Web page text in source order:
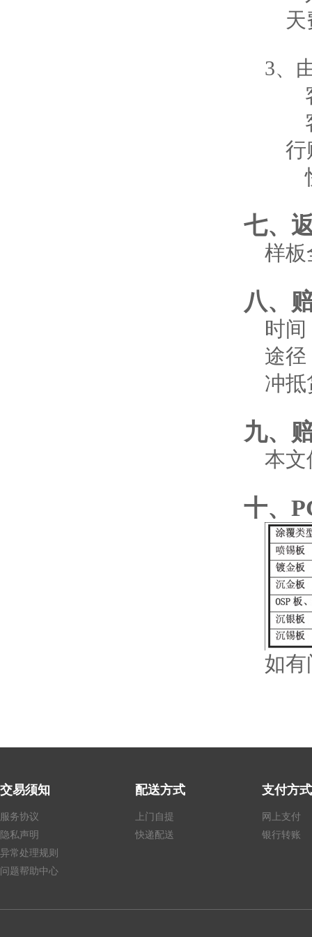
天
3、
行
七、
样板
八、
时
途径
冲抵
九、
本文
十、
如有
交易须知
服务协议
隐私声明
异常处理规则
问题帮助中心
配送方式
上门自提
快递配送
支付方式
网上支付
银行转账